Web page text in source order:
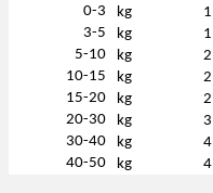
0-3
kg
3-5
kg
5-10
kg
10-15
kg
15-20
kg
20-30
kg
30-40
kg
40-50
kg